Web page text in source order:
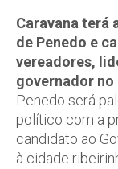
Caravana terá
de Penedo e
vereadores,
governador no
Penedo será
político com a
candidato ao
à cidade